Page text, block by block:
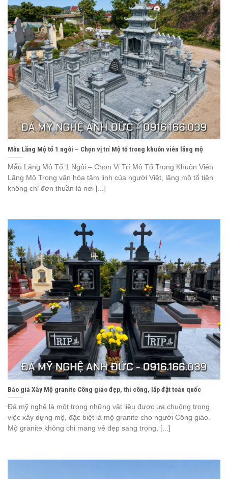
Mẫu Lăng Mộ tổ 1 ngôi – Chọn vị trí Mộ tổ trong khuôn viên lăng mộ
Mẫu Lăng Mộ Tổ 1 Ngôi – Chọn Vị Trí Mộ Tổ Trong Khuôn Viên
Lăng Mộ Trong văn hóa tâm linh của người Việt, lăng mộ tổ tiên
không chỉ đơn thuần là nơi [...]
Báo giá Xây Mộ granite Công giáo đẹp, thi công, lắp đặt toàn quốc
Đá mỹ nghệ là một trong những vật liệu được ưa chuộng trong
việc xây dựng mộ, đặc biệt là mộ granite cho người Công giáo.
Mộ granite không chỉ mang vẻ đẹp sang trọng, [...]